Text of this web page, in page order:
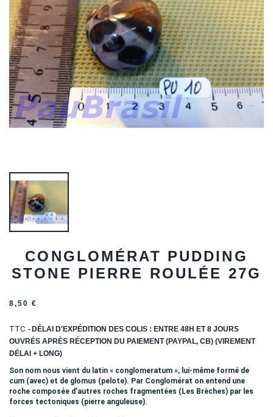
CONGLOMÉRAT PUDDING
STONE PIERRE ROULÉE 27G
8,50 €
TTC
DÉLAI D'EXPÉDITION DES COLIS : ENTRE 48H ET 8 JOURS
OUVRÉS APRÈS RÉCEPTION DU PAIEMENT (PAYPAL, CB) (VIREMENT
DÉLAI + LONG)
Son nom nous vient du latin « conglomeratum », lui-même formé de
cum (avec) et de glomus (pelote). Par Conglomérat on entend une
roche composée d’autres roches fragmentées (Les Brèches) par les
forces tectoniques (pierre anguleuse).